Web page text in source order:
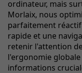
ordinateur, mais
Morlaix, nous
parfaitement
rapide et une
retenir l'attention
l'ergonomie
informations